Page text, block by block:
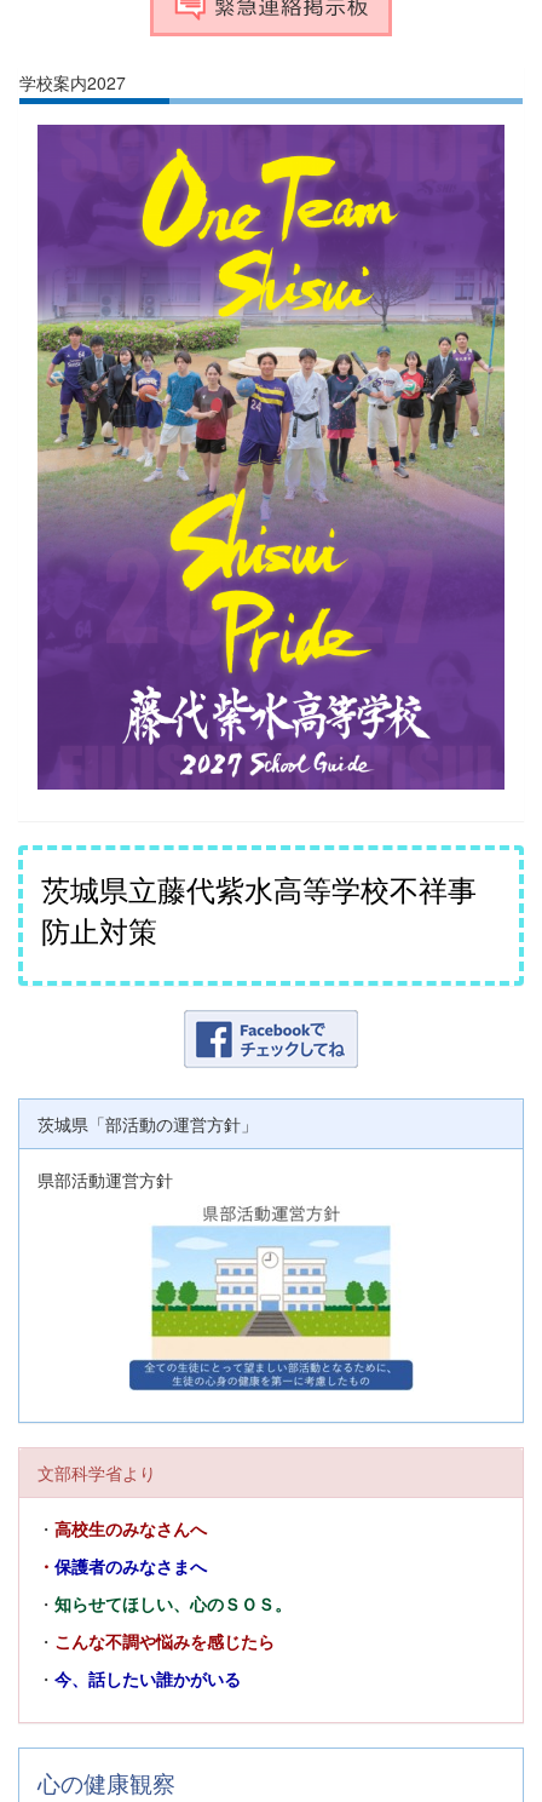
学校案内2027
茨城県立藤代紫水高等学校不祥事
防止対策
茨城県「部活動の運営方針」
県部活動運営方針
文部科学省より
・ 高校生のみなさんへ
・ 保護者のみなさまへ
・ 知らせてほしい、心のＳＯＳ。
・ こんな不調や悩みを感じたら
・ 今、話したい誰かがいる
心の健康観察